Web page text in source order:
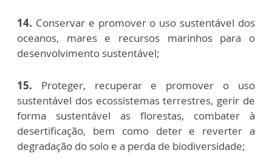
14. Conservar e promover o uso sustentável dos
oceanos, mares e recursos marinhos para o
desenvolvimento sustentável;
15. Proteger, recuperar e promover o uso
sustentável dos ecossistemas terrestres, gerir de
forma sustentável as florestas, combater à
desertificação, bem como deter e reverter a
degradação do solo e a perda de biodiversidade;